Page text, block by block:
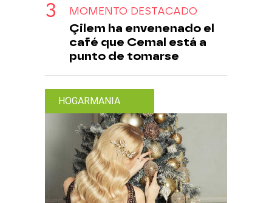
MOMENTO DESTACADO
Çilem ha envenenado el
café que Cemal está a
punto de tomarse
HOGARMANIA